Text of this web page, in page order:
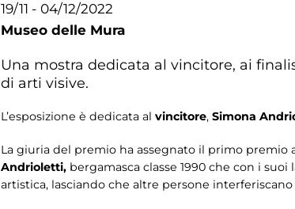
19/11 - 04/12/2022
Museo delle Mura
Una mostra dedicata al vincitore, ai
di arti visive.
L’esposizione è dedicata al vincitore, Simona
La giuria del premio ha assegnato il primo premio
Andrioletti, bergamasca classe 1990 che con i
artistica, lasciando che altre persone